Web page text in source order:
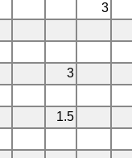
3
3
1.5